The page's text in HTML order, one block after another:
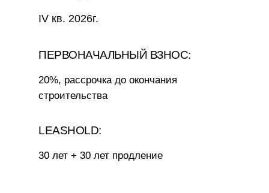
ПЕРВОНАЧАЛЬНЫЙ ВЗНОС:
20%, рассрочка до окончания
строительства
IV кв. 2026г.
30 лет + 30 лет продление
LEASHOLD: